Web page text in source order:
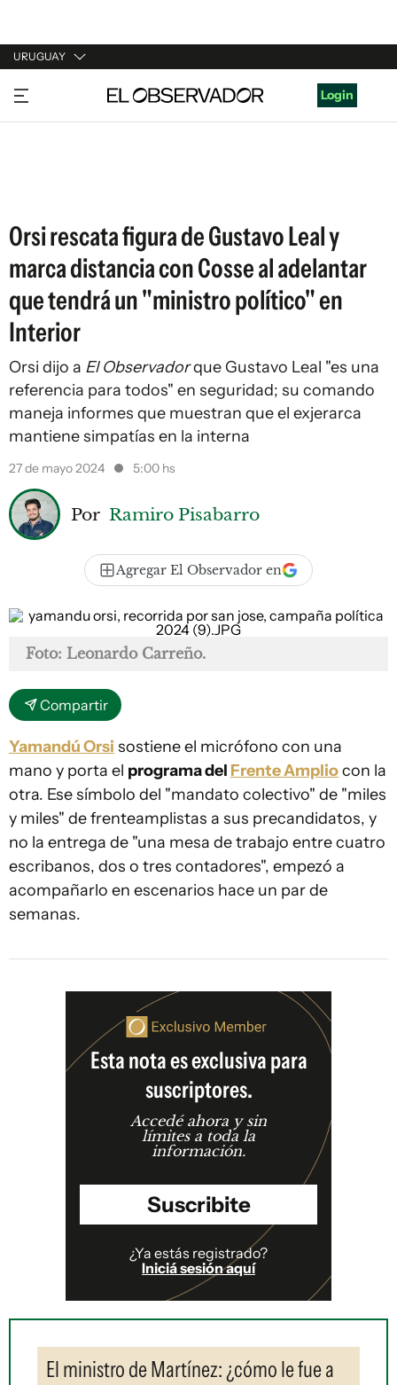
URUGUAY
URUGUAY
ARGENTINA
Login
Orsi rescata figura de Gustavo Leal y
marca distancia con Cosse al adelantar
que tendrá un "ministro político" en
Interior
Orsi dijo a El Observadorque Gustavo Leal "es una
referencia para todos" en seguridad; su comando
maneja informes que muestran que el exjerarca
mantiene simpatías en la interna
27 de mayo 2024 5:00 hs
Por Ramiro Pisabarro
Agregar El Observador en
Foto: Leonardo Carreño.
Compartir
Yamandú Orsi sostiene el micrófono con una
mano y porta el programa del Frente Ampliocon la
otra. Ese símbolo del "mandato colectivo" de "miles
y miles" de frenteamplistas a sus precandidatos, y
no la entrega de "una mesa de trabajo entre cuatro
escribanos, dos o tres contadores", empezó a
acompañarlo en escenarios hace un par de
semanas.
Esta nota es exclusiva para
suscriptores.
Accedé ahora y sin
límites a toda la
información.
Suscribite
¿Ya estás registrado?
Iniciá sesión aquí
El ministro de Martínez: ¿cómo le fue a